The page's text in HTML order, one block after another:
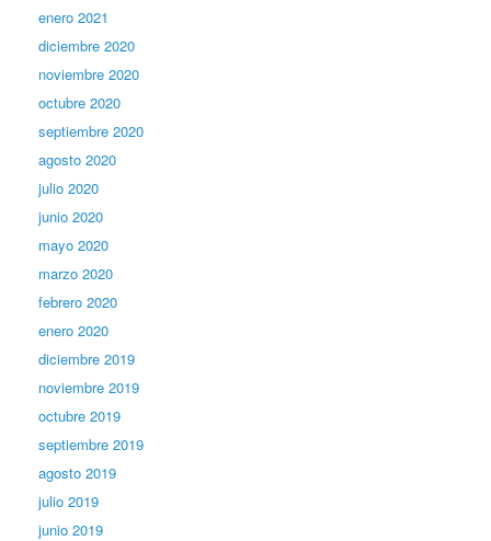
enero 2021
diciembre 2020
noviembre 2020
octubre 2020
septiembre 2020
agosto 2020
julio 2020
junio 2020
mayo 2020
marzo 2020
febrero 2020
enero 2020
diciembre 2019
noviembre 2019
octubre 2019
septiembre 2019
agosto 2019
julio 2019
junio 2019